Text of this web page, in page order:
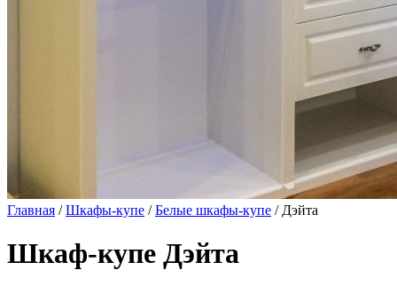
Главная /Шкафы-купе /Белые шкафы-купе / Дэйта
Шкаф-купе Дэйта